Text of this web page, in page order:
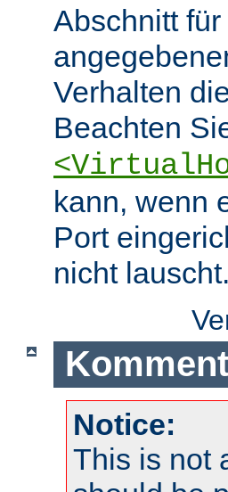
Abschnitt
Verhalten
Beachten
kann, wenn
Port
nicht lauscht.
Notice:
This is not